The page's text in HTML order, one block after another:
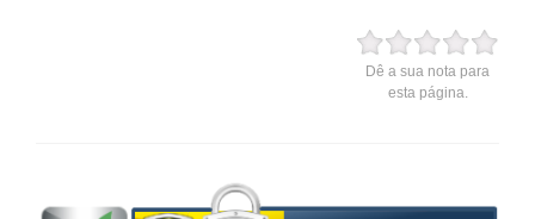
Dê a sua nota para
esta página.